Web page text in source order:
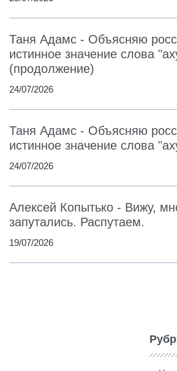
Таня Адамс - Объясняю
истинное значение слова
(продолжение)
24/07/2026
Таня Адамс - Объясняю
истинное значение слова
24/07/2026
Алексей Копытько - Вижу,
запутались. Распутаем.
19/07/2026